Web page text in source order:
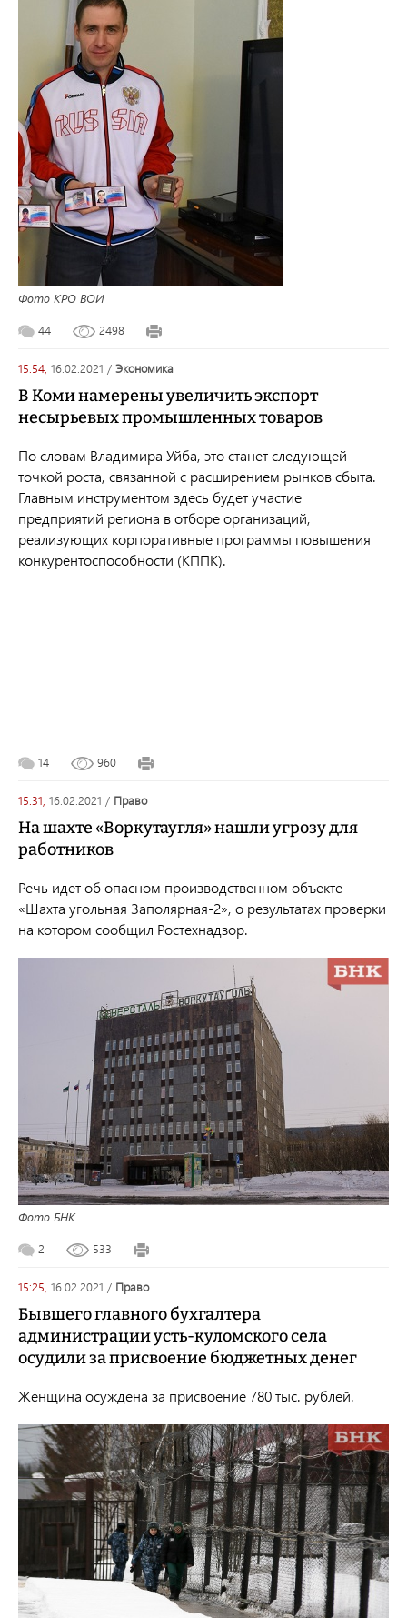
Фото КРО ВОИ
44 2498
15:54, 16.02.2021 / экономика
В Коми намерены увеличить экспорт
несырьевых промышленных товаров
По словам Владимира Уйба, это станет следующей
точкой роста, связанной с расширением рынков сбыта.
Главным инструментом здесь будет участие
предприятий региона в отборе организаций,
реализующих корпоративные программы повышения
конкурентоспособности (КППК).
14 960
15:31, 16.02.2021 / право
На шахте «Воркутаугля» нашли угрозу для
работников
Речь идет об опасном производственном объекте
«Шахта угольная Заполярная-2», о результатах проверки
на котором сообщил Ростехнадзор.
Фото БНК
2 533
15:25, 16.02.2021 / право
Бывшего главного бухгалтера
администрации усть-куломского села
осудили за присвоение бюджетных денег
Женщина осуждена за присвоение 780 тыс. рублей.